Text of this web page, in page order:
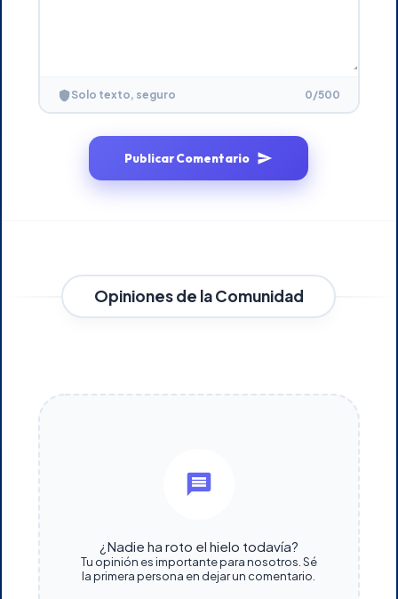
Solo texto, seguro 0/500
Publicar Comentario
Opiniones de la Comunidad
¿Nadie ha roto el hielo todavía?
Tu opinión es importante para nosotros. Sé
la primera persona en dejar un comentario.